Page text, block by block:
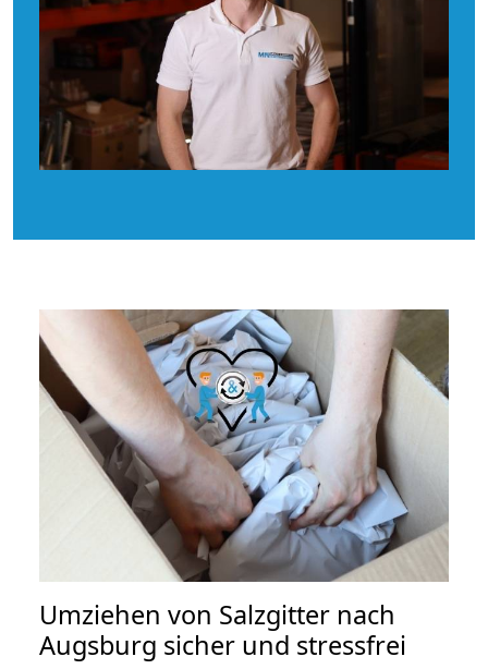
Umziehen von Salzgitter nach
Augsburg sicher und stressfrei